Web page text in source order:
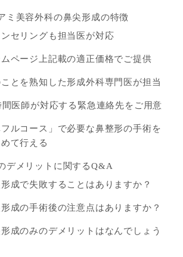
ミ美容外科の鼻尖形成の特徴
ンセリングも担当医が対応
ページ上記載の適正価格でご提供
とを熟知した形成外科専門医が担当
間医師が対応する緊急連絡先をご用意
フルコース」で必要な鼻整形の手術を
めて行える
デメリットに関するQ&A
成で失敗することはありますか？
成の手術後の注意点はありますか？
成のみのデメリットはなんでしょう